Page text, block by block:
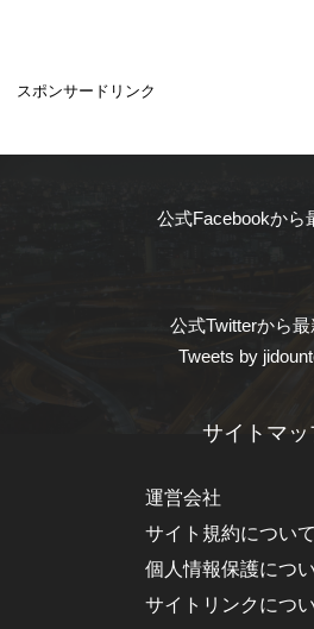
スポンサードリンク
公式Facebookから
公式Twitterから
Tweets by
サイトマッ
運営会社
サイト規約について
個人情報保護につ
サイトリンクにつ